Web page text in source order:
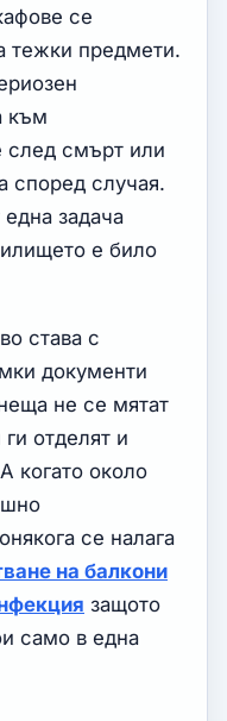
се
тежки предмети.
към
след смърт или
според случая.
задача
е било
става с
документи
не се мятат
отделят и
когато около
се налага
на балкони
защото
само в една